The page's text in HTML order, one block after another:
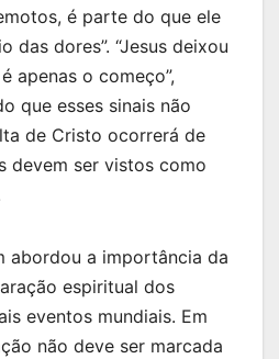
é parte do que ele
das dores”. “Jesus deixou
apenas o começo”,
que esses sinais não
de Cristo ocorrerá de
devem ser vistos como
abordou a importância da
espiritual dos
eventos mundiais. Em
não deve ser marcada